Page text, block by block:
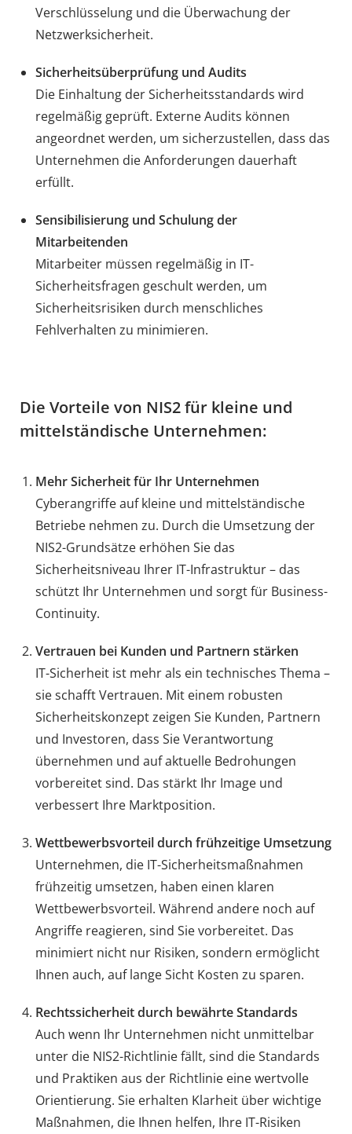
Verschlüsselung und die Überwachung der
Netzwerksicherheit.
Sicherheitsüberprüfung und Audits
Die Einhaltung der Sicherheitsstandards wird
regelmäßig geprüft. Externe Audits können
angeordnet werden, um sicherzustellen, dass das
Unternehmen die Anforderungen dauerhaft
erfüllt.
Sensibilisierung und Schulung der
Mitarbeitenden
Mitarbeiter müssen regelmäßig in IT-
Sicherheitsfragen geschult werden, um
Sicherheitsrisiken durch menschliches
Fehlverhalten zu minimieren.
Die Vorteile von NIS2 für kleine und
mittelständische Unternehmen:
Mehr Sicherheit für Ihr Unternehmen
Cyberangriffe auf kleine und mittelständische
Betriebe nehmen zu. Durch die Umsetzung der
NIS2-Grundsätze erhöhen Sie das
Sicherheitsniveau Ihrer IT-Infrastruktur – das
schützt Ihr Unternehmen und sorgt für Business-
Continuity.
Vertrauen bei Kunden und Partnern stärken
IT-Sicherheit ist mehr als ein technisches Thema –
sie schafft Vertrauen. Mit einem robusten
Sicherheitskonzept zeigen Sie Kunden, Partnern
und Investoren, dass Sie Verantwortung
übernehmen und auf aktuelle Bedrohungen
vorbereitet sind. Das stärkt Ihr Image und
verbessert Ihre Marktposition.
Wettbewerbsvorteil durch frühzeitige Umsetzung
Unternehmen, die IT-Sicherheitsmaßnahmen
frühzeitig umsetzen, haben einen klaren
Wettbewerbsvorteil. Während andere noch auf
Angriffe reagieren, sind Sie vorbereitet. Das
minimiert nicht nur Risiken, sondern ermöglicht
Ihnen auch, auf lange Sicht Kosten zu sparen.
Rechtssicherheit durch bewährte Standards
Auch wenn Ihr Unternehmen nicht unmittelbar
unter die NIS2-Richtlinie fällt, sind die Standards
und Praktiken aus der Richtlinie eine wertvolle
Orientierung. Sie erhalten Klarheit über wichtige
Maßnahmen, die Ihnen helfen, Ihre IT-Risiken